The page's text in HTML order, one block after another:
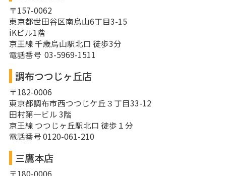
〒157-0062
東京都世田谷区南烏山6丁目3-15
iKビル1階
京王線 千歳烏山駅北口 徒歩3分
電話番号 03-5969-1511
調布つつじヶ丘店
〒182-0006
東京都調布市西つつじケ丘３丁目33-12
田村第一ビル 3階
京王線 つつじヶ丘駅北口 徒歩１分
電話番号 0120-061-210
三鷹本店
〒180-0006